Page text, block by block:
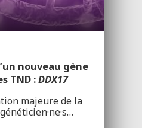
nouveau gène
TND :DDX17
majeure de la